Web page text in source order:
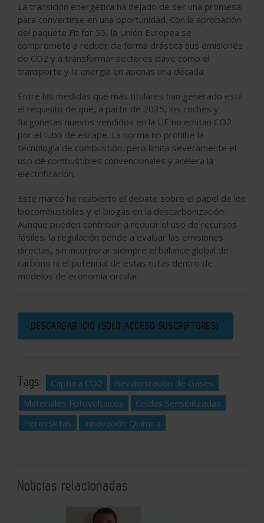
La transición energética ha dejado de ser una promesa
para convertirse en una oportunidad. Con la aprobación
del paquete Fit for 55, la Unión Europea se
compromete a reducir de forma drástica sus emisiones
de CO2 y a transformar sectores clave como el
transporte y la energía en apenas una década.
Entre las medidas que más titulares han generado está
el requisito de que, a partir de 2035, los coches y
furgonetas nuevos vendidos en la UE no emitan CO2
por el tubo de escape. La norma no prohíbe la
tecnología de combustión, pero limita severamente el
uso de combustibles convencionales y acelera la
electrificación.
Este marco ha reabierto el debate sobre el papel de los
biocombustibles y el biogás en la descarbonización.
Aunque pueden contribuir a reducir el uso de recursos
fósiles, la regulación tiende a evaluar las emisiones
directas, sin incorporar siempre el balance global de
carbono ni el potencial de estas rutas dentro de
modelos de economía circular.
DESCARGAR ICIQ (SOLO ACCESO SUSCRIPTORES)
Tags: Captura CO2
Revalorización de Gases
Materiales Fotovoltaicos
Celdas Sensibilizadas
Perovskitas
Innovación Química
Noticias relacionadas